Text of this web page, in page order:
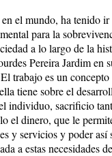
el mundo, ha tenido
para la
a lo largo de la
Pereira Jardim
trabajo es un
tiene sobre el
individuo, sacrificio
el dinero, que le
y servicios y poder así
a estas necesidades